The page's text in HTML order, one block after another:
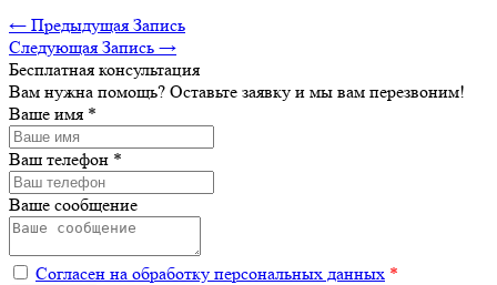
← Предыдущая Запись
Следующая Запись →
Бесплатная консультация
Вам нужна помощь? Оставьте заявку и мы вам перезвоним!
Ваше имя *
Ваш телефон *
Ваше сообщение
Согласен на обработку персональных данных *